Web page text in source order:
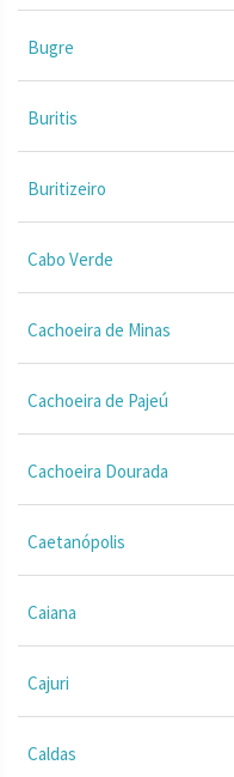
Bugre
Buritis
Buritizeiro
Cabo Verde
Cachoeira de Minas
Cachoeira de Pajeú
Cachoeira Dourada
Caetanópolis
Caiana
Cajuri
Caldas